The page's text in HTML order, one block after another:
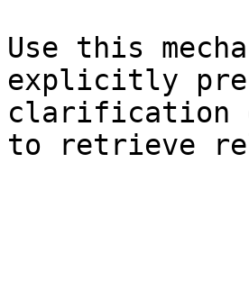
Use this
explicitly
clarification